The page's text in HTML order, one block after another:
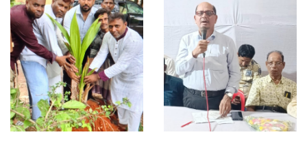
অন্যান্য চট্টগ্রাম